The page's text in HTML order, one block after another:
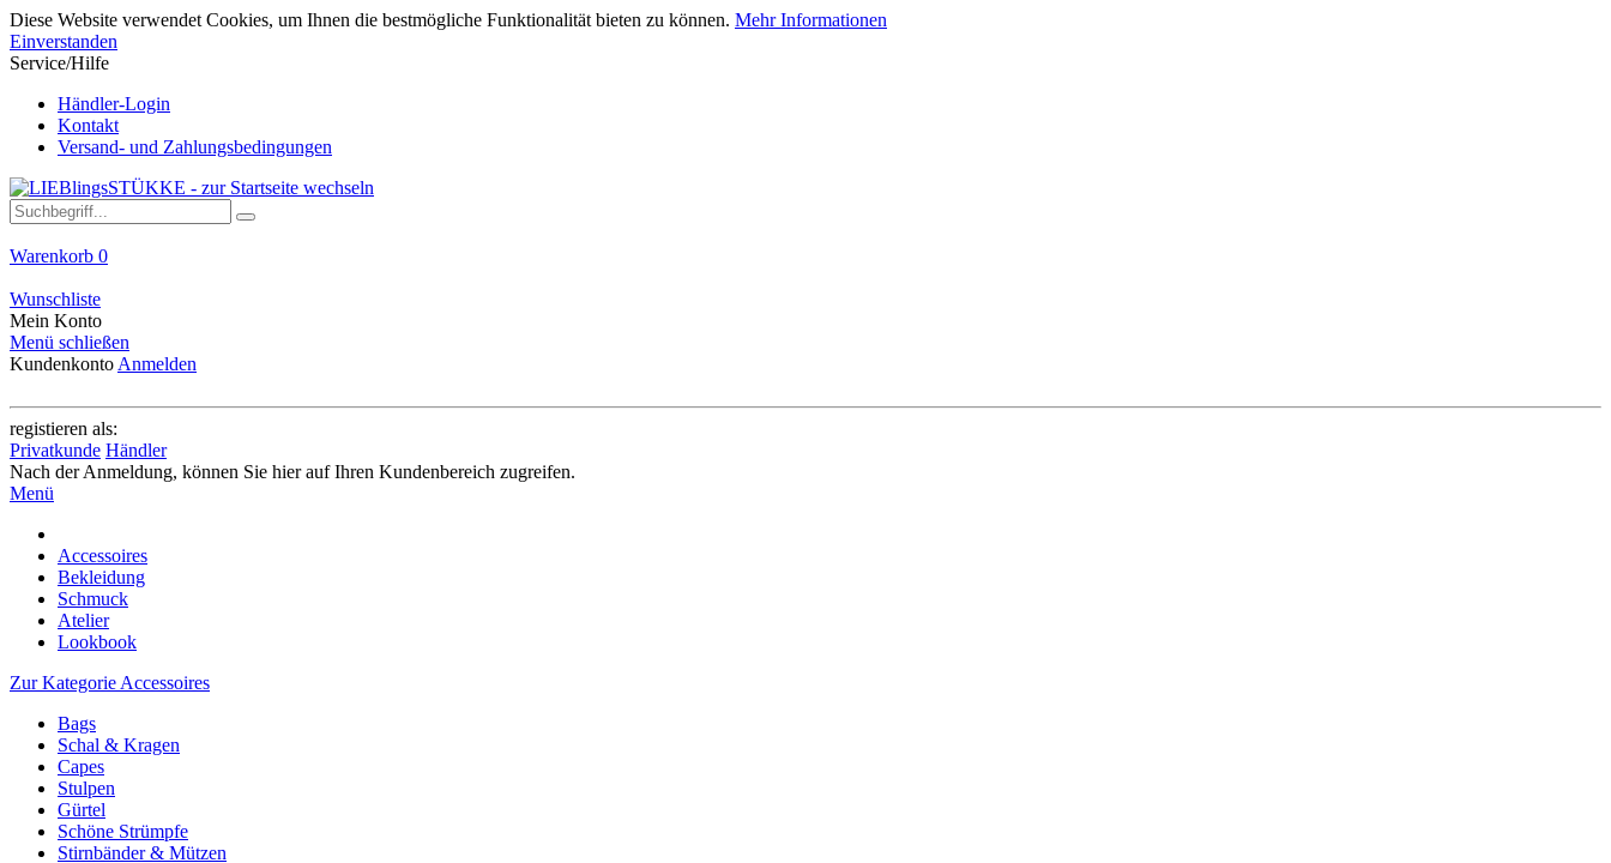
Diese Website verwendet Cookies, um Ihnen die bestmögliche Funktionalität bieten zu können. Mehr Informationen
Einverstanden
Service/Hilfe
Händler-Login
Kontakt
Versand- und Zahlungsbedingungen
Warenkorb 0
Wunschliste
Mein Konto
Menü schließen
Kundenkonto Anmelden
registieren als:
Privatkunde Händler
Nach der Anmeldung, können Sie hier auf Ihren Kundenbereich zugreifen.
Menü
Accessoires
Bekleidung
Schmuck
Atelier
Lookbook
Zur Kategorie Accessoires
Bags
Schal & Kragen
Capes
Stulpen
Gürtel
Schöne Strümpfe
Stirnbänder & Mützen